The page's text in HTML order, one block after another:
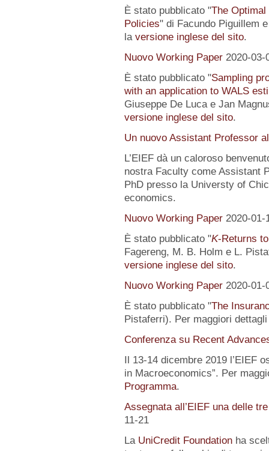
È stato pubblicato "The Optimal
Policies" di Facundo Piguillem
la versione inglese del sito.
Nuovo Working Paper 2020-03-
È stato pubblicato "Sampling
with an application to WALS
Giuseppe De Luca e Jan
versione inglese del sito.
Un nuovo Assistant Professor
L’EIEF dà un caloroso
nostra Faculty come Assistant
PhD presso la Universty of
economics.
Nuovo Working Paper 2020-01-
È stato pubblicato "K-Returns
Fagereng, M. B. Holm e L.
versione inglese del sito.
Nuovo Working Paper 2020-01-
È stato pubblicato "The
Pistaferri). Per maggiori
Conferenza su Recent
Il 13-14 dicembre 2019 l’EIEF
in Macroeconomics”. Per
Programma.
Assegnata all’EIEF una delle
11-21
La UniCredit Foundationha